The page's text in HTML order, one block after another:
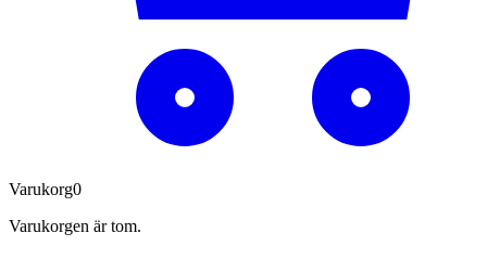
Varukorg0
Varukorgen är tom.